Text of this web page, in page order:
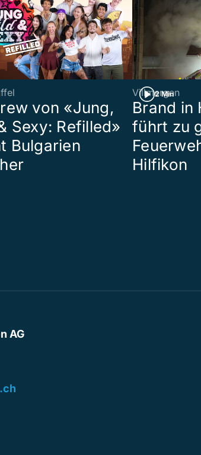
von «Jung,
Sexy: Refilled»
Bulgarien
2 Min
Villmergen
Brand in
führt zu
Hilfikon
AG